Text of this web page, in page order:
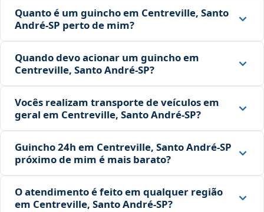
Quanto é um guincho em Centreville, Santo
André‑SP perto de mim?
Quando devo acionar um guincho em
Centreville, Santo André‑SP?
Vocês realizam transporte de veículos em
geral em Centreville, Santo André‑SP?
Guincho 24h em Centreville, Santo André‑SP
próximo de mim é mais barato?
O atendimento é feito em qualquer região
em Centreville, Santo André‑SP?